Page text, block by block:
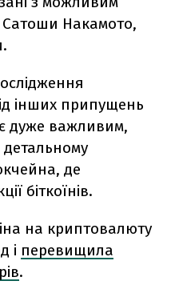
Накамото,
інших припущень
є дуже важливим,
детальному
де
біткоїнів.
на криптовалюту
і перевищила
.